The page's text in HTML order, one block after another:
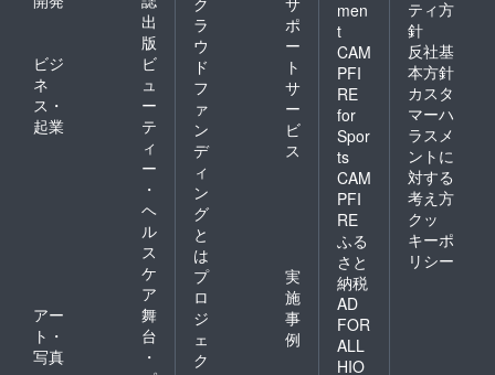
出
版
ビジ
ネ
ス・
起業
ビ
ュ
ー
テ
ィ
ー
・
ヘ
ル
ス
ケ
ア
アー
ト・
写真
舞
台
・
ラ
ウ
ド
フ
ァ
ン
デ
ィ
ン
グ
と
は
ポ
ー
ト
サ
ー
ビ
ス
プ
ロ
ジ
ェ
ク
実
施
事
例
men
t
CAM
PFI
RE
for
Spor
ts
CAM
PFI
RE
ふる
さと
納税
AD
FOR
ALL
HIO
ティ方
針
反社基
本方針
カスタ
マーハ
ラスメ
ントに
対する
考え方
クッ
キーポ
リシー